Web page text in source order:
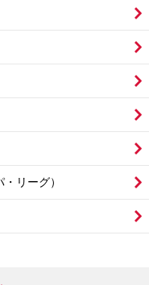
リーグ）